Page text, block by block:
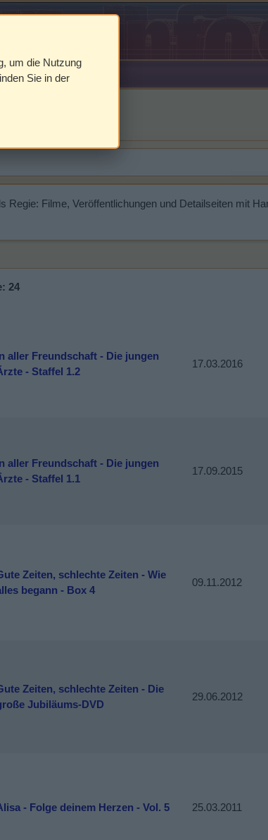
Regie: Filme, Veröffentlichungen und Detailseiten mit
24
aller Freundschaft - Die jungen
- Staffel 1.2
17.03.2016
aller Freundschaft - Die jungen
- Staffel 1.1
17.09.2015
Zeiten, schlechte Zeiten - Wie
begann - Box 4
09.11.2012
Zeiten, schlechte Zeiten - Die
Jubiläums-DVD
29.06.2012
- Folge deinem Herzen - Vol. 5 25.03.2011
um die Nutzung
Sie in der